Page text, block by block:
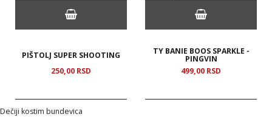
PIŠTOLJ SUPER SHOOTING
250,00 RSD
TY BANIE BOOS SPARKLE -
PINGVIN
499,00 RSD
Dečiji kostim bundevica